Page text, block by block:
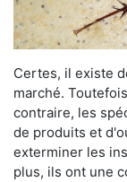
Certes, il existe
marché.
contraire, les
de produits et
exterminer les
plus, ils ont une